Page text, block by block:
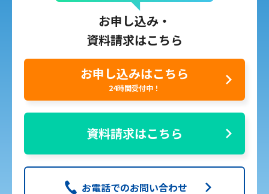
お申し込み・
資料請求はこちら
お申し込みはこちら
24時間受付中！
資料請求はこちら
お電話でのお問い合わせ